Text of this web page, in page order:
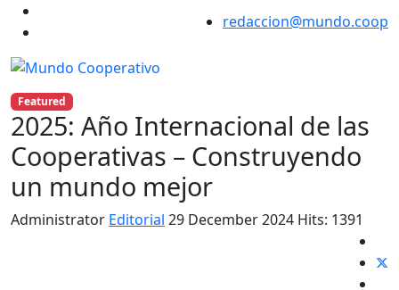
redaccion@mundo.coop
Featured
2025: Año Internacional de las
Cooperativas – Construyendo
un mundo mejor
Administrator Editorial 29 December 2024 Hits: 1391